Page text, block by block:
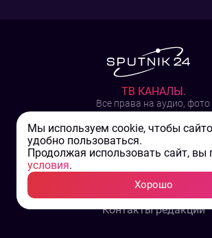
Мы используем cookie, чтобы
удобно пользоваться.
Продолжая использовать сайт, вы
условия.
Хорошо
ТВ КАНАЛЫ.
Все права на аудио, фото
и видео принадлежат их
законным владельцам.
Конфиденциальность
Пользовательское
Связаться с нами
Для партнеров
Контакты редакции